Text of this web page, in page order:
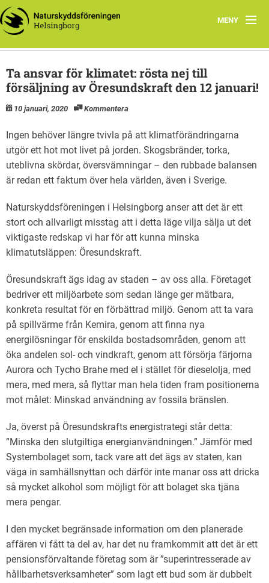
MENY
Hem
Föreningen
Läs mer
Kontakt
Natursnokarnas våren 2024
Ta ansvar för klimatet: rösta nej till
försäljning av Öresundskraft den 12 januari!
10 januari, 2020 Kommentera
Ingen behöver längre tvivla på att klimatförändringarna
utgör ett hot mot livet på jorden. Skogsbränder, torka,
uteblivna skördar, översvämningar – den rubbade balansen
är redan ett faktum över hela världen, även i Sverige.
Naturskyddsföreningen i Helsingborg anser att det är ett
stort och allvarligt misstag att i detta läge vilja sälja ut det
viktigaste redskap vi har för att kunna minska
klimatutsläppen: Öresundskraft.
Öresundskraft ägs idag av staden – av oss alla. Företaget
bedriver ett miljöarbete som sedan länge ger mätbara,
konkreta resultat för en förbättrad miljö. Genom att ta vara
på spillvärme från Kemira, genom att finna nya
energilösningar för enskilda bostadsområden, genom att
öka andelen sol- och vindkraft, genom att försörja färjorna
Aurora och Tycho Brahe med el i stället för dieselolja, med
mera, med mera, så flyttar man hela tiden fram positionerna
mot målet: Minskad användning av fossila bränslen.
Ja, överst på Öresundskrafts energistrategi står detta:
”Minska den slutgiltiga energianvändningen.” Jämför med
Systembolaget som, tack vare att det ägs av staten, kan
väga in samhällsnyttan och därför inte manar oss att dricka
så mycket alkohol som möjligt för att bolaget ska tjäna
mera pengar.
I den mycket begränsade information om den planerade
affären vi fått ta del av, har det nu framkommit att det är ett
pensionsförvaltande företag som är ”superintresserade av
hållbarhetsverksamheter” som lagt ett bud som är dubbelt